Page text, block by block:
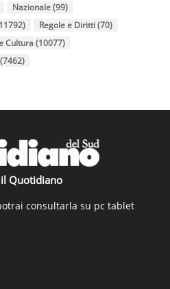
Nazionale(99)
Regole e Diritti(70)
Cultura(10077)
il Quotidiano
consultarla su pc tablet